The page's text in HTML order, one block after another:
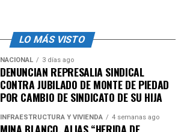
LO MÁS VISTO
NACIONAL 3 días ago
DENUNCIAN REPRESALIA SINDICAL
CONTRA JUBILADO DE MONTE DE PIEDAD
POR CAMBIO DE SINDICATO DE SU HIJA
INFRAESTRUCTURA Y VIVIENDA 4 semanas ago